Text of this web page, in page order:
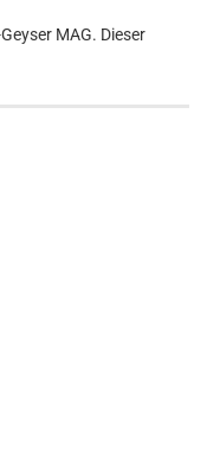
MAG. Dieser